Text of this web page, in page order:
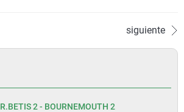
siguiente
R.BETIS 2 - BOURNEMOUTH 2